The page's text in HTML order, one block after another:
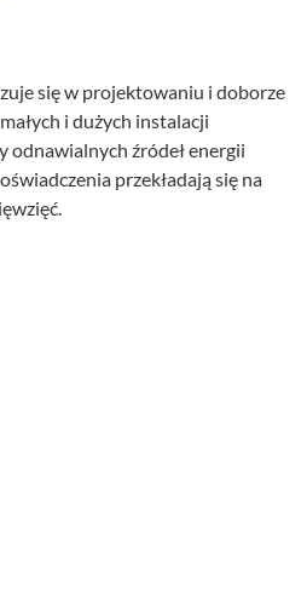
się w projektowaniu i doborze
i dużych instalacji
źródeł energii
przekładają się na